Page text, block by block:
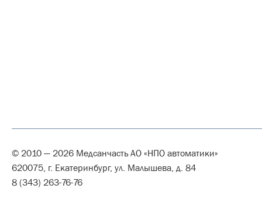
© 2010 — 2026 Медсанчасть АО «НПО автоматики»
620075, г. Екатеринбург, ул. Малышева, д. 84
8 (343) 263-76-76